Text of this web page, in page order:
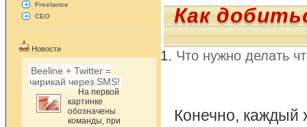
Freelance
СЕО
Новости
Beeline + Twitter =
чирикай через SMS!
На первой
картинке
обозначены
команды, при
Как
Что нужно делать
Конечно, каждый